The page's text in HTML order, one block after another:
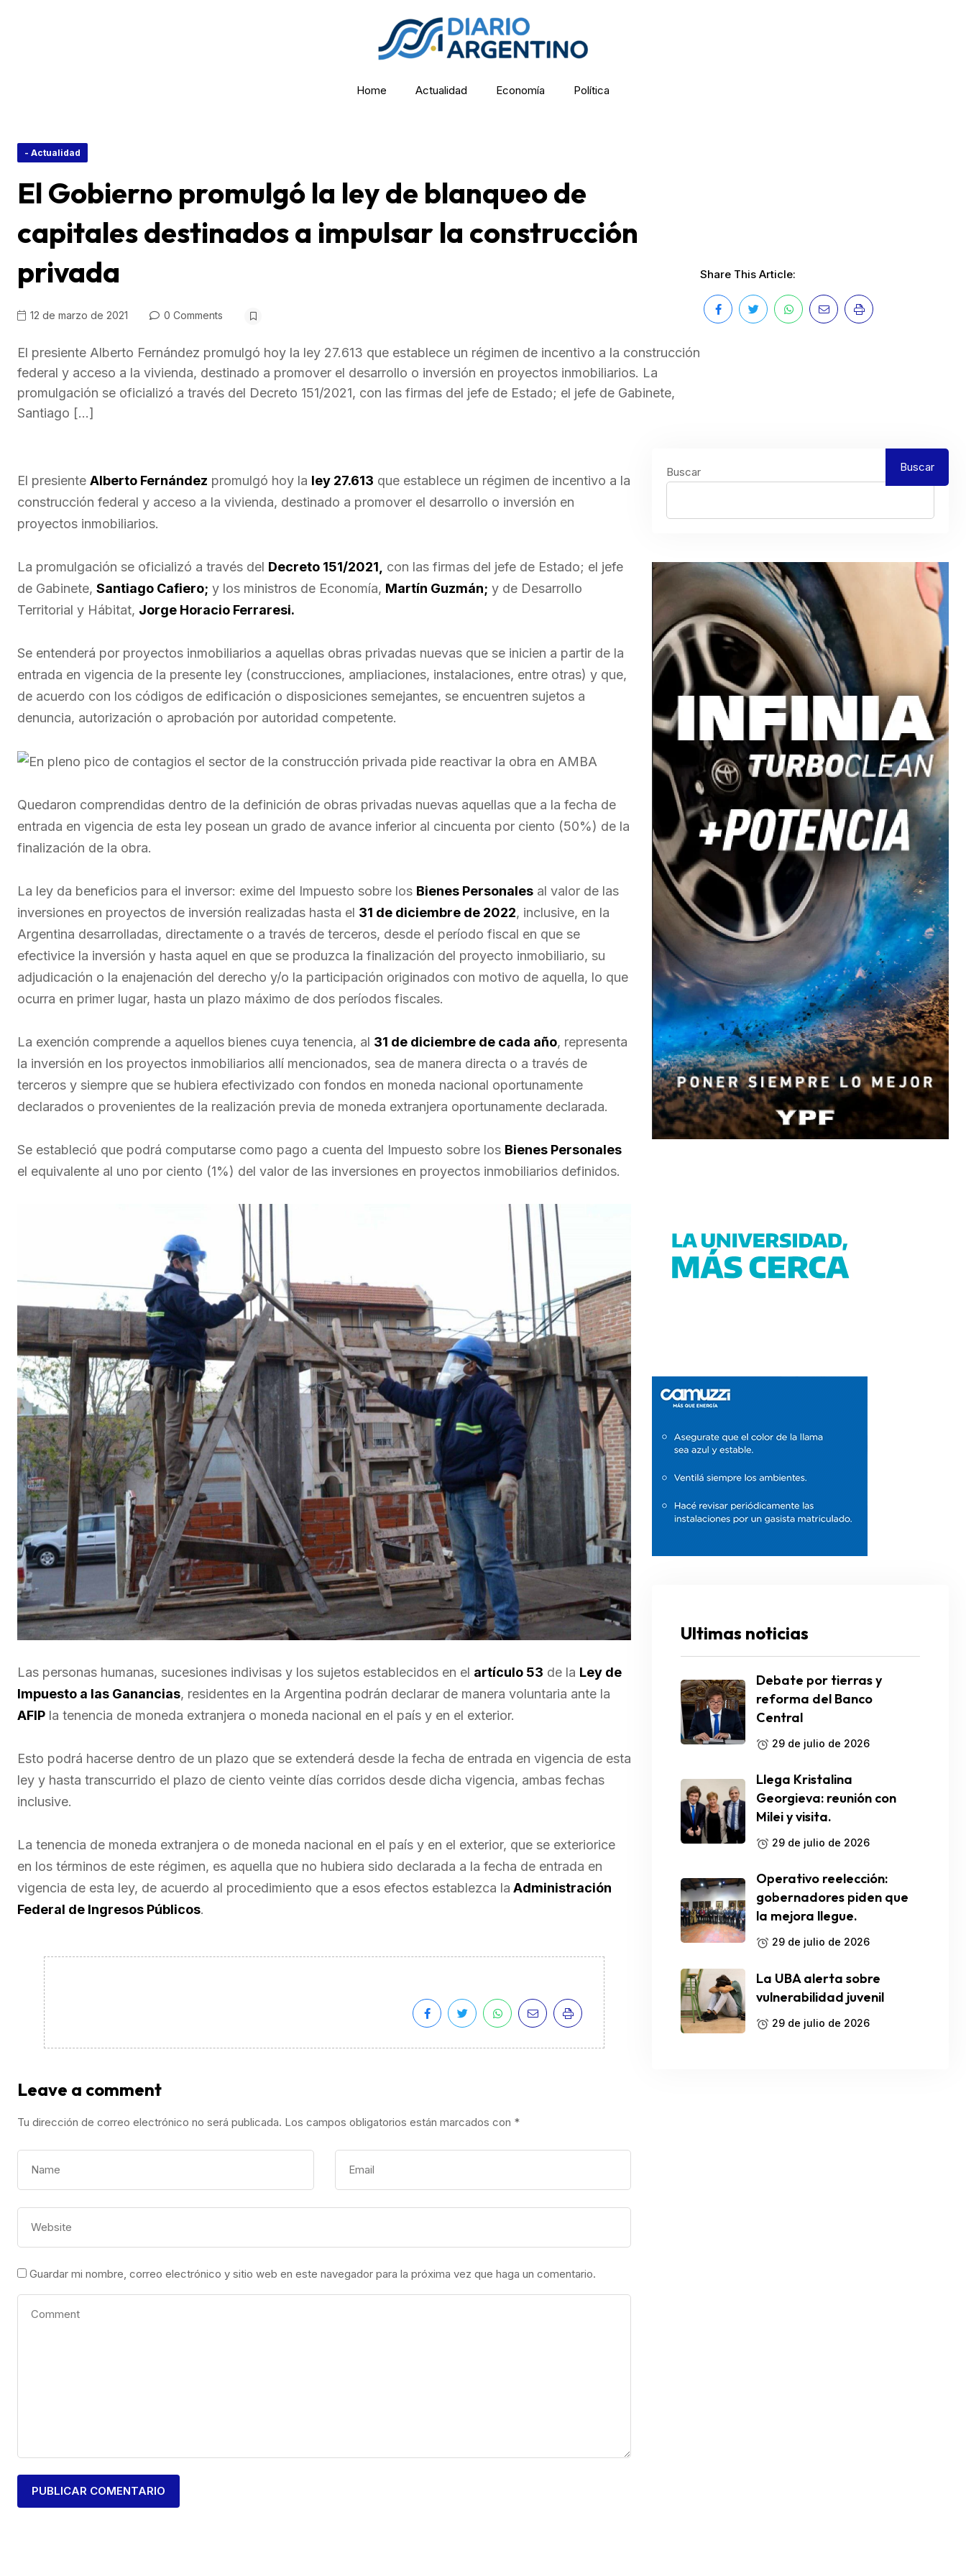
Home Actualidad Economía Política
- Actualidad
El Gobierno promulgó la ley de blanqueo de
capitales destinados a impulsar la construcción
privada
12 de marzo de 2021 0 Comments
El presiente Alberto Fernández promulgó hoy la ley 27.613 que establece un régimen de incentivo a la construcción
federal y acceso a la vivienda, destinado a promover el desarrollo o inversión en proyectos inmobiliarios. La
promulgación se oficializó a través del Decreto 151/2021, con las firmas del jefe de Estado; el jefe de Gabinete,
Santiago […]
Share This Article:
El presiente Alberto Fernández promulgó hoy la ley 27.613 que establece un régimen de incentivo a la
construcción federal y acceso a la vivienda, destinado a promover el desarrollo o inversión en
proyectos inmobiliarios.
La promulgación se oficializó a través del Decreto 151/2021,
con las firmas del jefe de Estado; el jefe
de Gabinete, Santiago Cafiero; y los ministros de Economía, Martín Guzmán; y de Desarrollo
Territorial y Hábitat, Jorge Horacio Ferraresi.
Se entenderá por proyectos inmobiliarios a aquellas obras privadas nuevas que se inicien a partir de la
entrada en vigencia de la presente ley (construcciones, ampliaciones, instalaciones, entre otras) y que,
de acuerdo con los códigos de edificación o disposiciones semejantes, se encuentren sujetos a
denuncia, autorización o aprobación por autoridad competente.
Quedaron comprendidas dentro de la definición de obras privadas nuevas aquellas que a la fecha de
entrada en vigencia de esta ley posean un grado de avance inferior al cincuenta por ciento (50%) de la
finalización de la obra.
La ley da beneficios para el inversor: exime del Impuesto sobre los Bienes Personales al valor de las
inversiones en proyectos de inversión realizadas hasta el 31 de diciembre de 2022, inclusive, en la
Argentina desarrolladas, directamente o a través de terceros, desde el período fiscal en que se
efectivice la inversión y hasta aquel en que se produzca la finalización del proyecto inmobiliario, su
adjudicación o la enajenación del derecho y/o la participación originados con motivo de aquella, lo que
ocurra en primer lugar, hasta un plazo máximo de dos períodos fiscales.
La exención comprende a aquellos bienes cuya tenencia, al 31 de diciembre de cada año, representa
la inversión en los proyectos inmobiliarios allí mencionados, sea de manera directa o a través de
terceros y siempre que se hubiera efectivizado con fondos en moneda nacional oportunamente
declarados o provenientes de la realización previa de moneda extranjera oportunamente declarada.
Se estableció que podrá computarse como pago a cuenta del Impuesto sobre los Bienes Personales
el equivalente al uno por ciento (1%) del valor de las inversiones en proyectos inmobiliarios definidos.
Las personas humanas, sucesiones indivisas y los sujetos establecidos en el artículo 53 de la Ley de
Impuesto a las Ganancias, residentes en la Argentina podrán declarar de manera voluntaria ante la
AFIP la tenencia de moneda extranjera o moneda nacional en el país y en el exterior.
Esto podrá hacerse dentro de un plazo que se extenderá desde la fecha de entrada en vigencia de esta
ley y hasta transcurrido el plazo de ciento veinte días corridos desde dicha vigencia, ambas fechas
inclusive.
La tenencia de moneda extranjera o de moneda nacional en el país y en el exterior, que se exteriorice
en los términos de este régimen, es aquella que no hubiera sido declarada a la fecha de entrada en
vigencia de esta ley, de acuerdo al procedimiento que a esos efectos establezca la Administración
Federal de Ingresos Públicos.
Leave a comment
Tu dirección de correo electrónico no será publicada. Los campos obligatorios están marcados con *
Guardar mi nombre, correo electrónico y sitio web en este navegador para la próxima vez que haga un comentario.
Buscar Buscar
Ultimas noticias
Debate por tierras y
reforma del Banco
Central
29 de julio de 2026
Llega Kristalina
Georgieva: reunión con
Milei y visita.
29 de julio de 2026
Operativo reelección:
gobernadores piden que
la mejora llegue.
29 de julio de 2026
La UBA alerta sobre
vulnerabilidad juvenil
29 de julio de 2026